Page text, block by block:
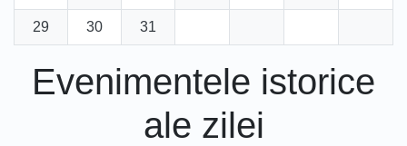
29 30 31
Evenimentele istorice
ale zilei